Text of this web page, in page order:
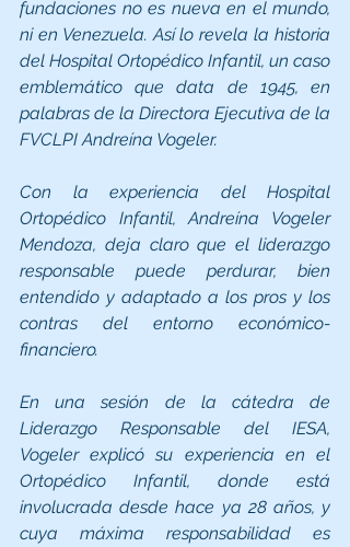
fundaciones no es nueva en el mundo,
ni en Venezuela. Así lo revela la historia
del Hospital Ortopédico Infantil, un caso
emblemático que data de 1945, en
palabras de la Directora Ejecutiva de la
FVCLPI Andreína Vogeler.
Con la experiencia del Hospital
Ortopédico Infantil, Andreína Vogeler
Mendoza, deja claro que el liderazgo
responsable puede perdurar, bien
entendido y adaptado a los pros y los
contras del entorno económico-
financiero.
En una sesión de la cátedra de
Liderazgo Responsable del IESA,
Vogeler explicó su experiencia en el
Ortopédico Infantil, donde está
involucrada desde hace ya 28 años, y
cuya máxima responsabilidad es